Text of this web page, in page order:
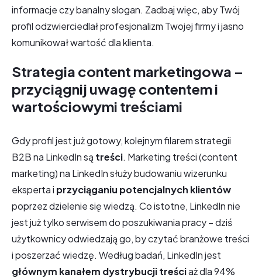
informacje czy banalny slogan. Zadbaj więc, aby Twój
profil odzwierciedlał profesjonalizm Twojej firmy i jasno
komunikował wartość dla klienta.
Strategia content marketingowa –
przyciągnij uwagę contentem i
wartościowymi treściami
Gdy profil jest już gotowy, kolejnym filarem strategii
B2B na LinkedIn są treści. Marketing treści (content
marketing) na LinkedIn służy budowaniu wizerunku
eksperta i przyciąganiu potencjalnych klientów
poprzez dzielenie się wiedzą. Co istotne, LinkedIn nie
jest już tylko serwisem do poszukiwania pracy – dziś
użytkownicy odwiedzają go, by czytać branżowe treści
i poszerzać wiedzę. Według badań, LinkedIn jest
głównym kanałem dystrybucji treściaż dla 94%